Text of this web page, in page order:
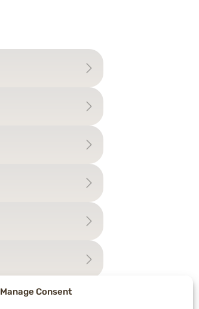
Manage Consent